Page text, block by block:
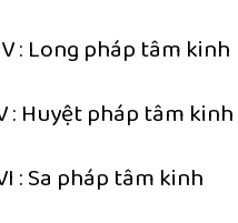
: Long pháp tâm kinh
: Huyệt pháp tâm kinh
: Sa pháp tâm kinh